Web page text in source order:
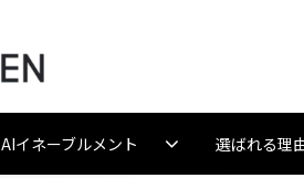
AIイネーブルメント 選ばれる理